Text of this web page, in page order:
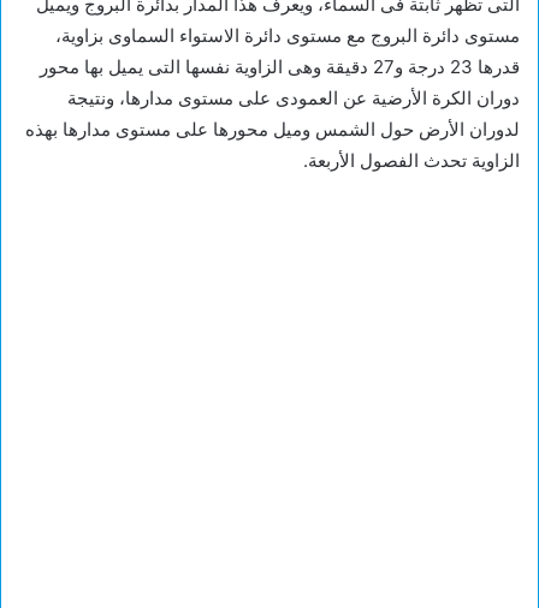
مستوى دائرة البروج مع مستوى دائرة الاستواء السماوى بزاوية،
قدرها 23 درجة و27 دقيقة وهى الزاوية نفسها التى يميل بها محور
دوران الكرة الأرضية عن العمودى على مستوى مدارها، ونتيجة
لدوران الأرض حول الشمس وميل محورها على مستوى مدارها بهذه
الزاوية تحدث الفصول الأربعة.